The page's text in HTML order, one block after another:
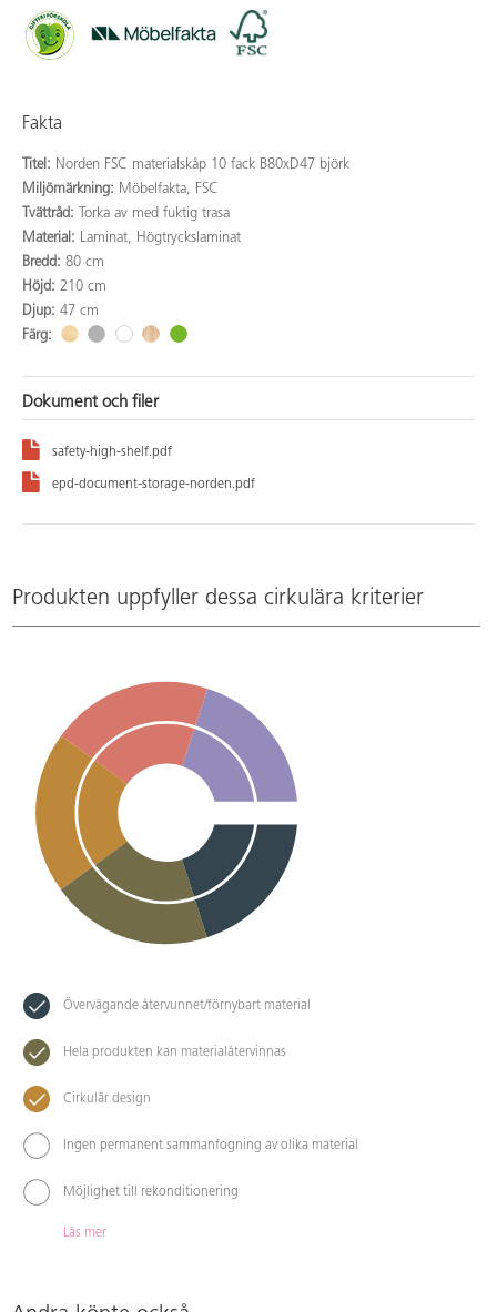
Fakta
Titel: Norden FSC materialskåp 10 fack B80xD47 björk
Miljömärkning: Möbelfakta, FSC
Tvättråd:
Torka av med fuktig trasa
Material: Laminat, Högtryckslaminat
Bredd: 80 cm
Höjd: 210 cm
Djup: 47 cm
Färg:
Dokument och filer
safety-high-shelf.pdf
epd-document-storage-norden.pdf
Produkten uppfyller dessa cirkulära kriterier
Övervägande återvunnet/förnybart material
Hela produkten kan materialåtervinnas
Cirkulär design
Ingen permanent sammanfogning av olika material
Möjlighet till rekonditionering
Läs mer